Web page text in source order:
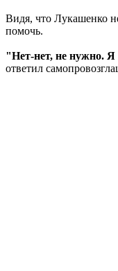
Видя, что Лукашенко
помочь.
"Нет-нет, не нужно. Я
ответил